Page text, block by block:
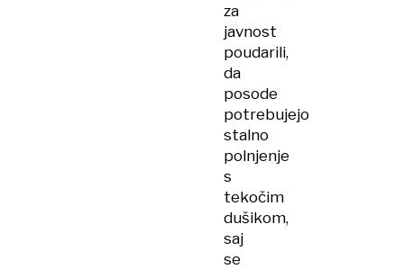
za
javnost
poudarili,
da
posode
potrebujejo
stalno
polnjenje
s
tekočim
dušikom,
saj
se